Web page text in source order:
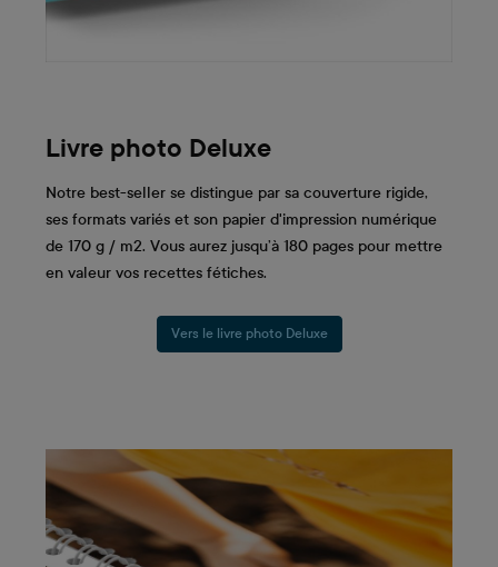
Livre photo Deluxe
Notre best-seller se distingue par sa couverture rigide,
ses formats variés et son papier d'impression numérique
de 170 g / m2. Vous aurez jusqu’à 180 pages pour mettre
en valeur vos recettes fétiches.
Vers le livre photo Deluxe